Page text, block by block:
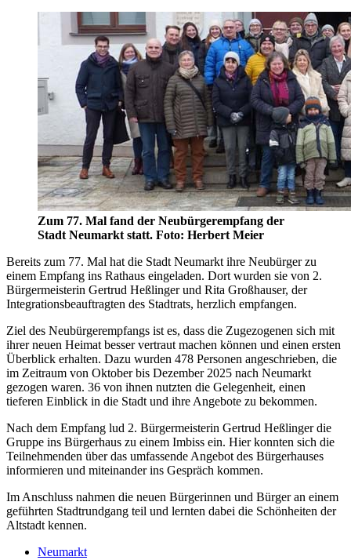
Zum 77. Mal fand der Neubürgerempfang der
Stadt Neumarkt statt. Foto: Herbert Meier
Bereits zum 77. Mal hat die Stadt Neumarkt ihre Neubürger zu
einem Empfang ins Rathaus eingeladen. Dort wurden sie von 2.
Bürgermeisterin Gertrud Heßlinger und Rita Großhauser, der
Integrationsbeauftragten des Stadtrats, herzlich empfangen.
Ziel des Neubürgerempfangs ist es, dass die Zugezogenen sich mit
ihrer neuen Heimat besser vertraut machen können und einen ersten
Überblick erhalten. Dazu wurden 478 Personen angeschrieben, die
im Zeitraum von Oktober bis Dezember 2025 nach Neumarkt
gezogen waren. 36 von ihnen nutzten die Gelegenheit, einen
tieferen Einblick in die Stadt und ihre Angebote zu bekommen.
Nach dem Empfang lud 2. Bürgermeisterin Gertrud Heßlinger die
Gruppe ins Bürgerhaus zu einem Imbiss ein. Hier konnten sich die
Teilnehmenden über das umfassende Angebot des Bürgerhauses
informieren und miteinander ins Gespräch kommen.
Im Anschluss nahmen die neuen Bürgerinnen und Bürger an einem
geführten Stadtrundgang teil und lernten dabei die Schönheiten der
Altstadt kennen.
Neumarkt